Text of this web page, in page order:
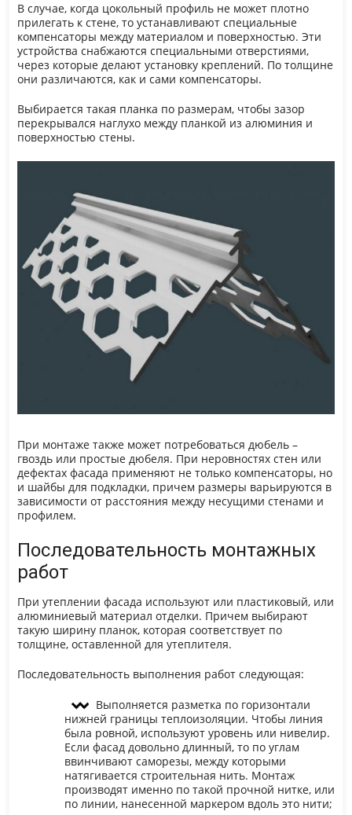
В случае, когда цокольный профиль не может плотно
прилегать к стене, то устанавливают специальные
компенсаторы между материалом и поверхностью. Эти
устройства снабжаются специальными отверстиями,
через которые делают установку креплений. По толщине
они различаются, как и сами компенсаторы.
Выбирается такая планка по размерам, чтобы зазор
перекрывался наглухо между планкой из алюминия и
поверхностью стены.
При монтаже также может потребоваться дюбель –
гвоздь или простые дюбеля. При неровностях стен или
дефектах фасада применяют не только компенсаторы, но
и шайбы для подкладки, причем размеры варьируются в
зависимости от расстояния между несущими стенами и
профилем.
Последовательность монтажных
работ
При утеплении фасада используют или пластиковый, или
алюминиевый материал отделки. Причем выбирают
такую ширину планок, которая соответствует по
толщине, оставленной для утеплителя.
Последовательность выполнения работ следующая:
Выполняется разметка по горизонтали
нижней границы теплоизоляции. Чтобы линия
была ровной, используют уровень или нивелир.
Если фасад довольно длинный, то по углам
ввинчивают саморезы, между которыми
натягивается строительная нить. Монтаж
производят именно по такой прочной нитке, или
по линии, нанесенной маркером вдоль это нити;